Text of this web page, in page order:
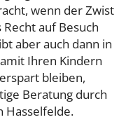
wenn der Zwist
auf Besuch
aber auch dann in
Ihren Kindern
bleiben,
Beratung durch
Hasselfelde.